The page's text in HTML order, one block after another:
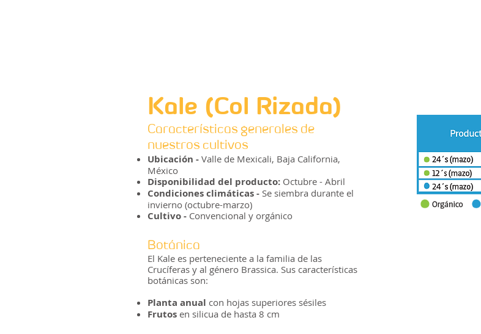
Kale (Col Rizada)
Características generales de
nuestros cultivos
Ubicación - Valle de Mexicali, Baja California,
México
Disponibilidad del producto: Octubre - Abril
Condiciones climáticas - Se siembra durante el
invierno (octubre-marzo)
Cultivo - Convencional y orgánico
Botánica
El Kale es perteneciente a la familia de las
Crucíferas y al género Brassica. Sus características
botánicas son:
Planta anual con hojas superiores sésiles
Frutos en silicua de hasta 8 cm